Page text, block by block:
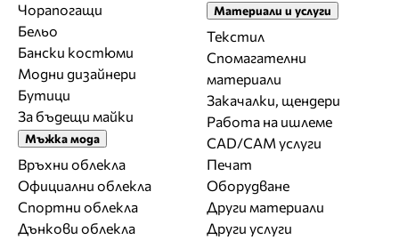
Чорапогащи
Бельо
Бански костюми
Модни дизайнери
Бутици
За бъдещи майки
Мъжка мода
Връхни облекла
Официални облекла
Спортни облекла
Дънкови облекла
Материали и услуги
Текстил
Спомагателни
материали
Закачалки, щендери
Работа на ишлеме
CAD/CAM услуги
Печат
Оборудване
Други материали
Други услуги